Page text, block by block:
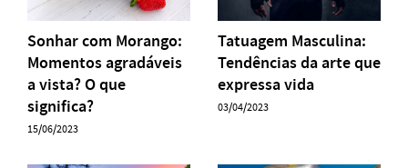
Sonhar com Morango:
Momentos agradáveis
a vista? O que
significa?
15/06/2023
Tatuagem Masculina:
Tendências da arte que
expressa vida
03/04/2023